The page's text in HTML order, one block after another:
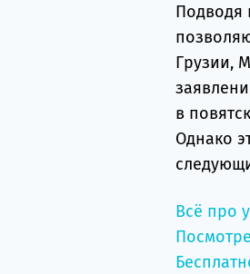
Подводя
Грузии,
в
Однако
Всё про